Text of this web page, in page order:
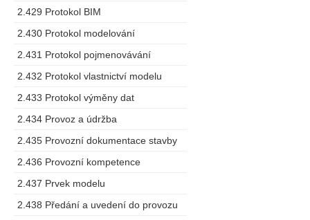
2.429 Protokol BIM
2.430 Protokol modelování
2.431 Protokol pojmenovávání
2.432 Protokol vlastnictví modelu
2.433 Protokol výměny dat
2.434 Provoz a údržba
2.435 Provozní dokumentace stavby
2.436 Provozní kompetence
2.437 Prvek modelu
2.438 Předání a uvedení do provozu